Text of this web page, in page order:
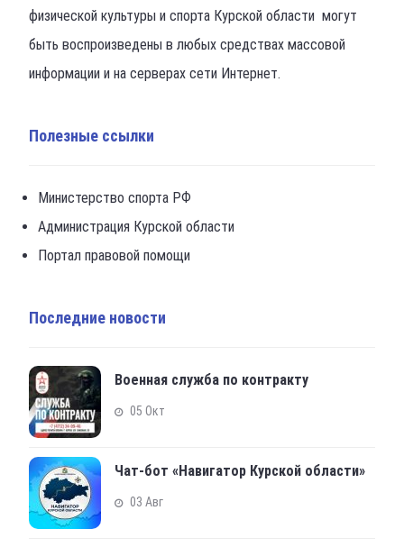
физической культуры и спорта Курской области могут
быть воспроизведены в любых средствах массовой
информации и на серверах сети Интернет.
Полезные ссылки
Министерство спорта РФ
Администрация Курской области
Портал правовой помощи
Последние новости
Военная служба по контракту
05 Окт
Чат-бот «Навигатор Курской области»
03 Авг